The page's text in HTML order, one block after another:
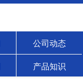
公司动态
产品知识